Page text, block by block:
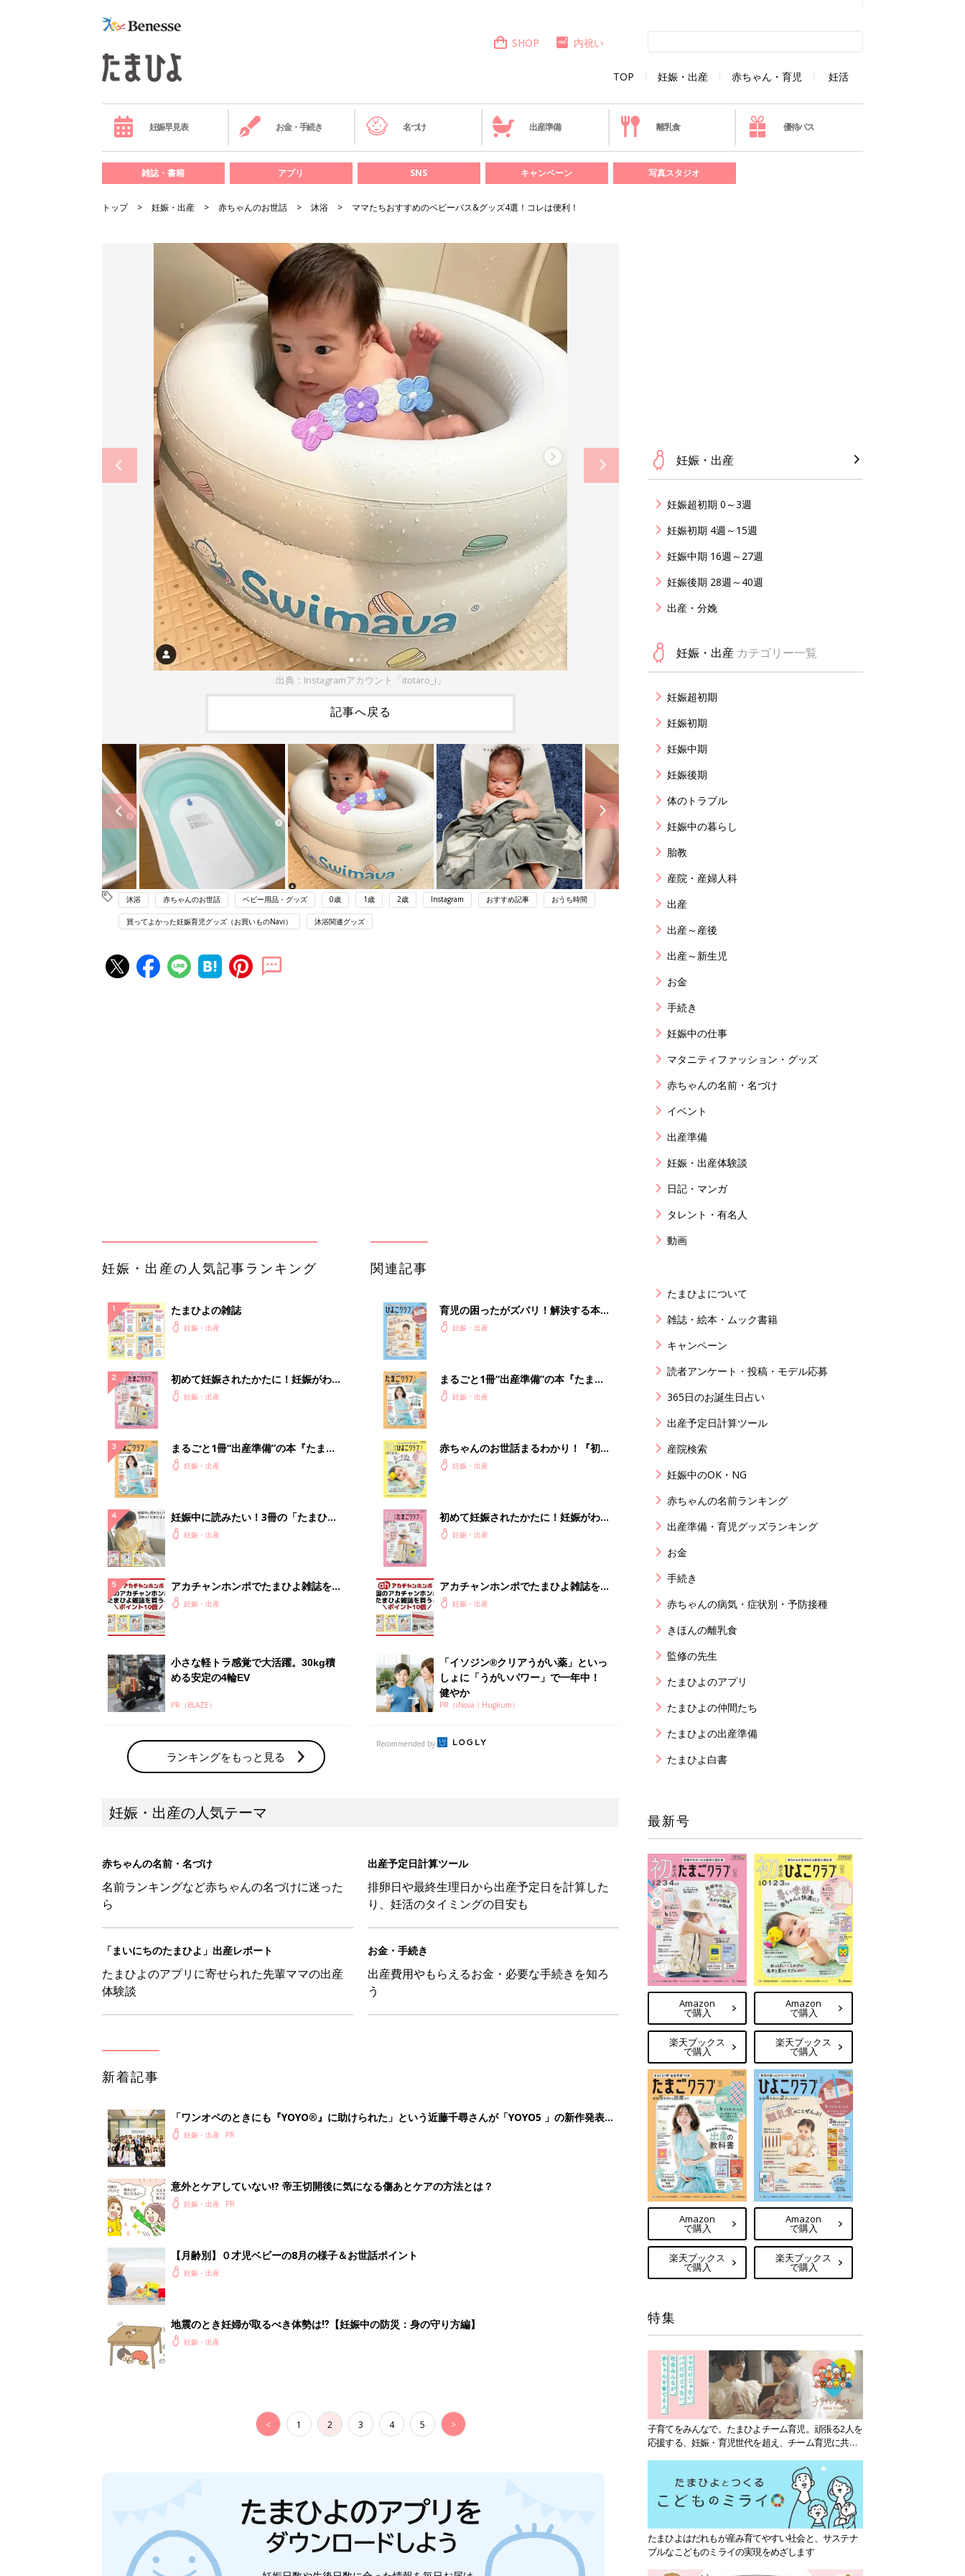
TOP 妊娠・出産 赤ちゃん・育児 妊活
SHOP 内祝い
妊娠早見表 お金・手続き 名づけ 出産準備 離乳食 優待パス
雑誌・書籍 アプリ SNS キャンペーン 写真スタジオ
トップ 妊娠・出産 赤ちゃんのお世話 沐浴 ママたちおすすめのベビーバス&グッズ4選！コレは便利！
出典：Instagramアカウント「itotaro_i」
記事へ戻る
沐浴 赤ちゃんのお世話 ベビー用品・グッズ 0歳 1歳 2歳 Instagram おすすめ記事 おうち時間
買ってよかった妊娠育児グッズ（お買いものNavi） 沐浴関連グッズ
夫婦で予習する 出産の教科書
妊娠中に読みたい！3冊の「たまひ
める安定の4輪EV
PR（BLAZE）
ランキングをもっと見る
クラブ 夏号』
しょに「うがいパワー」で一年中！
健やか
PR（iNova｜Hugkum）
妊娠・出産の人気テーマ
赤ちゃんの名前・名づけ
ら
出産予定日計算ツール
り、妊活のタイミングの目安も
「まいにちのたまひよ」出産レポート
たまひよのアプリに寄せられた先輩ママの出産
体験談
お金・手続き
出産費用やもらえるお金・必要な手続きを知ろ
「ワンオペのときにも『YOYO®』に助けられた」という近藤千尋さんが「YOYO5 」の新作発表
会に登場。「YOYO®」を愛用し続けている魅力とは!?
意外とケアしていない!? 帝王切開後に気になる傷あとケアの方法とは？
妊娠・出産
【月齢別】０才児ベビーの8月の様子＆お世話ポイント
< 1 2 3 4 5 >
妊娠・出産
妊娠超初期 0～3週
妊娠初期 4週～15週
妊娠中期 16週～27週
妊娠後期 28週～40週
出産・分娩
妊娠・出産 カテゴリー一覧
妊娠超初期
妊娠初期
妊娠中期
妊娠後期
体のトラブル
妊娠中の暮らし
胎教
産院・産婦人科
出産
出産～産後
出産～新生児
お金
手続き
妊娠中の仕事
マタニティファッション・グッズ
赤ちゃんの名前・名づけ
イベント
出産準備
妊娠・出産体験談
日記・マンガ
タレント・有名人
動画
たまひよについて
雑誌・絵本・ムック書籍
キャンペーン
読者アンケート・投稿・モデル応募
365日のお誕生日占い
出産予定日計算ツール
産院検索
妊娠中のOK・NG
赤ちゃんの名前ランキング
出産準備・育児グッズランキング
お金
手続き
赤ちゃんの病気・症状別・予防接種
きほんの離乳食
監修の先生
たまひよのアプリ
たまひよの仲間たち
たまひよの出産準備
たまひよ白書
最新号
Amazon
で購入
楽天ブックス
で購入
Amazon
で購入
楽天ブックス
で購入
Amazon
で購入
楽天ブックス
で購入
Amazon
で購入
楽天ブックス
で購入
特集
子育てをみんなで。たまひよチーム育児。頑張る2人を
応援する、妊娠・育児世代を超え、チーム育児に共感
たまひよはだれもが産み育てやすい社会と、サステナ
ブルなこどものミライの実現をめざします